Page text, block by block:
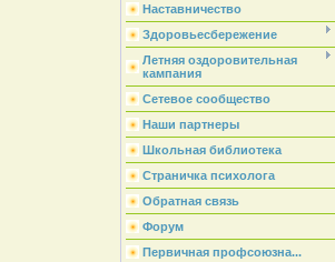
Наставничество
Здоровьесбережение
Летняя оздоровительная
кампания
Сетевое сообщество
Наши партнеры
Школьная библиотека
Страничка психолога
Обратная связь
Форум
Первичная профсоюзна...